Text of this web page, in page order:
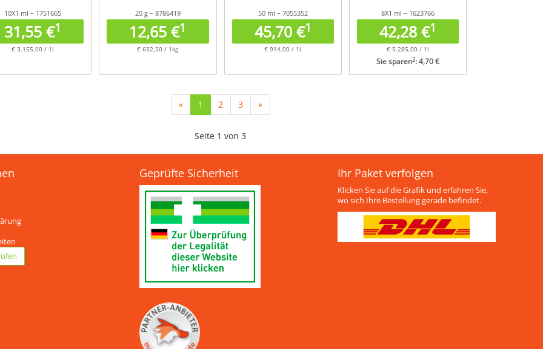
10X1 ml – 1751665
31,55 €1
€ 3.155,00 / 1l
20 g – 8786419
12,65 €1
€ 632,50 / 1kg
50 ml – 7055352
45,70 €1
€ 914,00 / 1l
8X1 ml – 1623766
42,28 €1
€ 5.285,00 / 1l
Sie sparen2: 4,70 €
« 1 2 3 »
Seite 1 von 3
Geprüfte Sicherheit Ihr Paket verfolgen
Klicken Sie auf die Grafik und erfahren Sie,
wo sich Ihre Bestellung gerade befindet.